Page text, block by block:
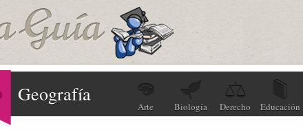
Geografía
Arte Biología Derecho Educación